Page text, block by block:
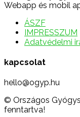
Webapp és mobil
ÁSZF
IMPRESSZUM
Adatvédelmi
kapcsolat
hello@ogyp.hu
© Országos
fenntartva!